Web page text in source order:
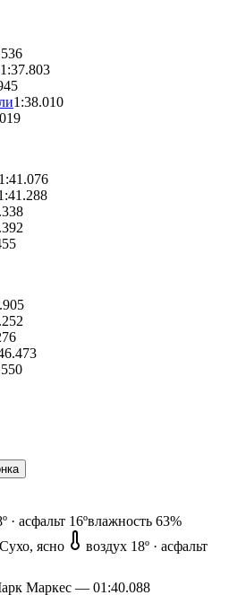
1:37.803
1:38.010
1:41.076
· асфальт 16ºвлажность 63%
Сухо, ясно воздух 18º · асфальт
Маркес — 01:40.088